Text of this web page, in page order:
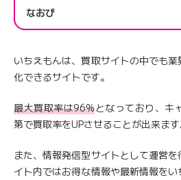
なおぴ
いちえもんは、買取サイトの中でも
化できるサイトです。
最大買取率は96%となっており、キ
第で買取率をUPさせることが出来ます
また、情報発信型サイトとして運営
イト内ではお得な情報や最新情報を